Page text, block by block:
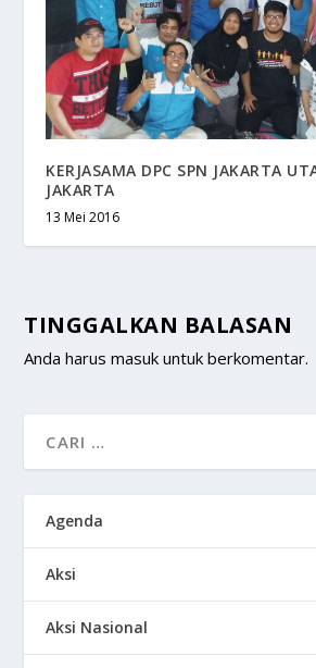
KERJASAMA DPC SPN JAKARTA
JAKARTA
13 Mei 2016
TINGGALKAN BALASAN
Anda harusmasuk untuk berkomentar.
Agenda
Aksi
Aksi Nasional